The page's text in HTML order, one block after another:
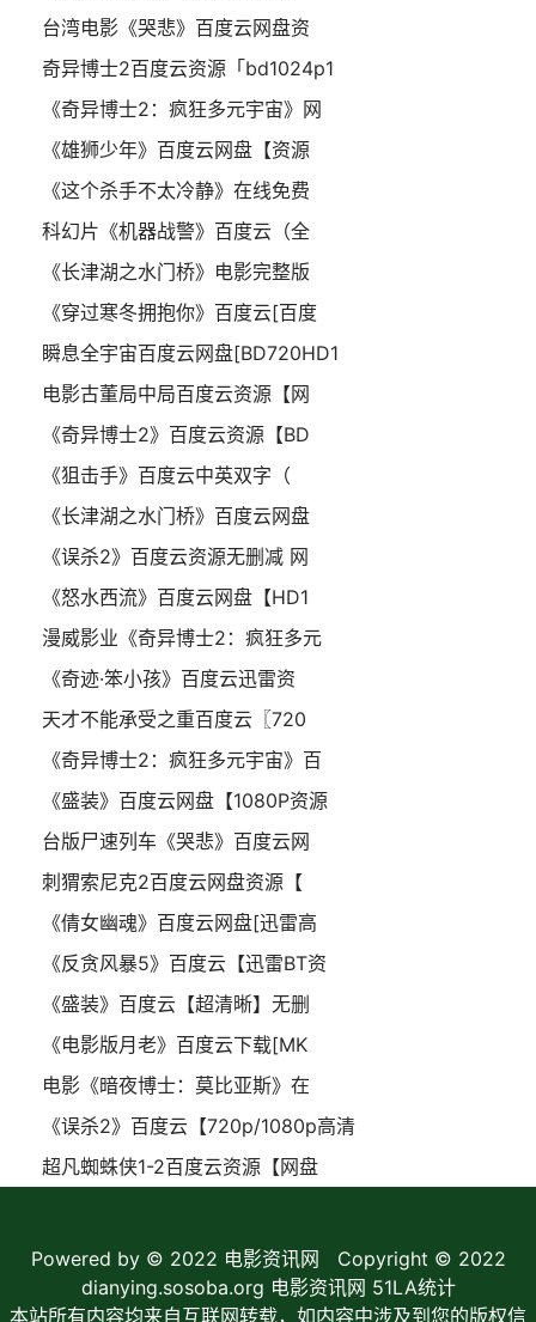
台湾电影《哭悲》百度云网盘资
奇异博士2百度云资源「bd1024p1
《奇异博士2：疯狂多元宇宙》网
《雄狮少年》百度云网盘【资源
《这个杀手不太冷静》在线免费
科幻片《机器战警》百度云（全
《长津湖之水门桥》电影完整版
《穿过寒冬拥抱你》百度云[百度
瞬息全宇宙百度云网盘[BD720HD1
电影古董局中局百度云资源【网
《奇异博士2》百度云资源【BD
《狙击手》百度云中英双字（
《长津湖之水门桥》百度云网盘
《误杀2》百度云资源无删减 网
《怒水西流》百度云网盘【HD1
漫威影业《奇异博士2：疯狂多元
《奇迹·笨小孩》百度云迅雷资
天才不能承受之重百度云〖720
《奇异博士2：疯狂多元宇宙》百
《盛装》百度云网盘【1080P资源
台版尸速列车《哭悲》百度云网
刺猬索尼克2百度云网盘资源【
《倩女幽魂》百度云网盘[迅雷高
《反贪风暴5》百度云【迅雷BT资
《盛装》百度云【超清晰】无删
《电影版月老》百度云下载[MK
电影《暗夜博士：莫比亚斯》在
《误杀2》百度云【720p/1080p高清
超凡蜘蛛侠1-2百度云资源【网盘
Powered by © 2022 电影资讯网 Copyright © 2022
dianying.sosoba.org 电影资讯网 51LA统计
本站所有内容均来自互联网转载，如内容中涉及到您的版权信